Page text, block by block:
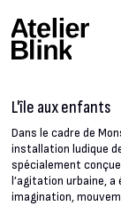
L'île aux enfants
Dans le cadre de
installation ludique
spécialement
l’agitation urbaine,
imagination,